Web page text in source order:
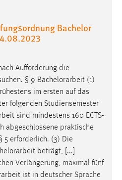
Bachelor
Aufforderung die
§ 9 Bachelorarbeit (1)
im ersten auf das
folgenden Studiensemester
sind mindestens 160 ECTS-
abgeschlossene praktische
5 erforderlich. (3) Die
beträgt, [...]
Verlängerung, maximal fünf
ist in deutscher Sprache
von Drittanbietern
Werbung anzuzeigen.
über Websites